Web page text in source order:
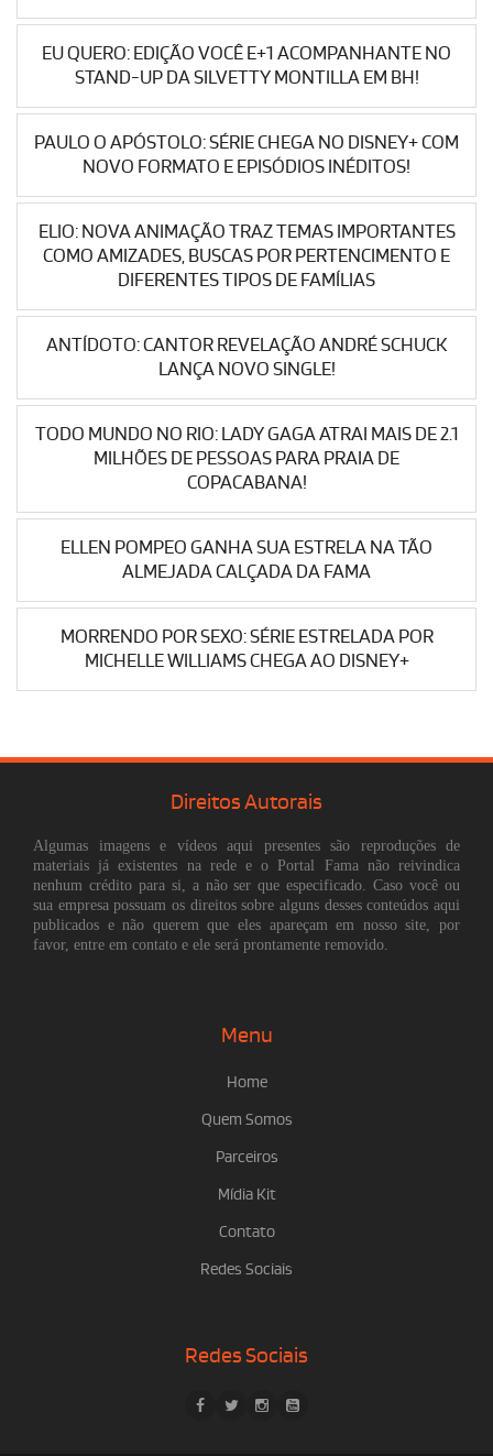
EU QUERO: EDIÇÃO VOCÊ E+1 ACOMPANHANTE NO
STAND-UP DA SILVETTY MONTILLA EM BH!
PAULO O APÓSTOLO: SÉRIE CHEGA NO DISNEY+ COM
NOVO FORMATO E EPISÓDIOS INÉDITOS!
ELIO: NOVA ANIMAÇÃO TRAZ TEMAS IMPORTANTES
COMO AMIZADES, BUSCAS POR PERTENCIMENTO E
DIFERENTES TIPOS DE FAMÍLIAS
ANTÍDOTO: CANTOR REVELAÇÃO ANDRÉ SCHUCK
LANÇA NOVO SINGLE!
TODO MUNDO NO RIO: LADY GAGA ATRAI MAIS DE 2.1
MILHÕES DE PESSOAS PARA PRAIA DE
COPACABANA!
ELLEN POMPEO GANHA SUA ESTRELA NA TÃO
ALMEJADA CALÇADA DA FAMA
MORRENDO POR SEXO: SÉRIE ESTRELADA POR
MICHELLE WILLIAMS CHEGA AO DISNEY+
Direitos Autorais
Algumas imagens e vídeos aqui presentes são reproduções de
materiais já existentes na rede e o Portal Fama não reivindica
nenhum crédito para si, a não ser que especificado. Caso você ou
sua empresa possuam os direitos sobre alguns desses conteúdos aqui
publicados e não querem que eles apareçam em nosso site, por
favor, entre em contato e ele será prontamente removido.
Menu
Home
Quem Somos
Parceiros
Mídia Kit
Contato
Redes Sociais
Redes Sociais